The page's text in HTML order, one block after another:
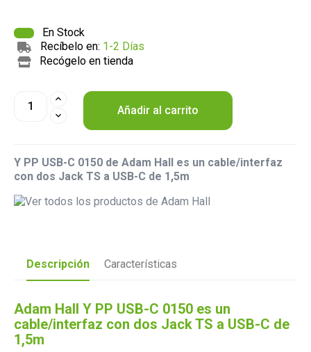
En Stock
Recíbelo en: 1-2 Días
Recógelo en tienda
Añadir al carrito
Y PP USB-C 0150 de Adam Hall es un cable/interfaz
con dos Jack TS a USB-C de 1,5m
Descripción Características
Adam Hall Y PP USB-C 0150 es un
cable/interfaz con dos Jack TS a USB-C de
1,5m